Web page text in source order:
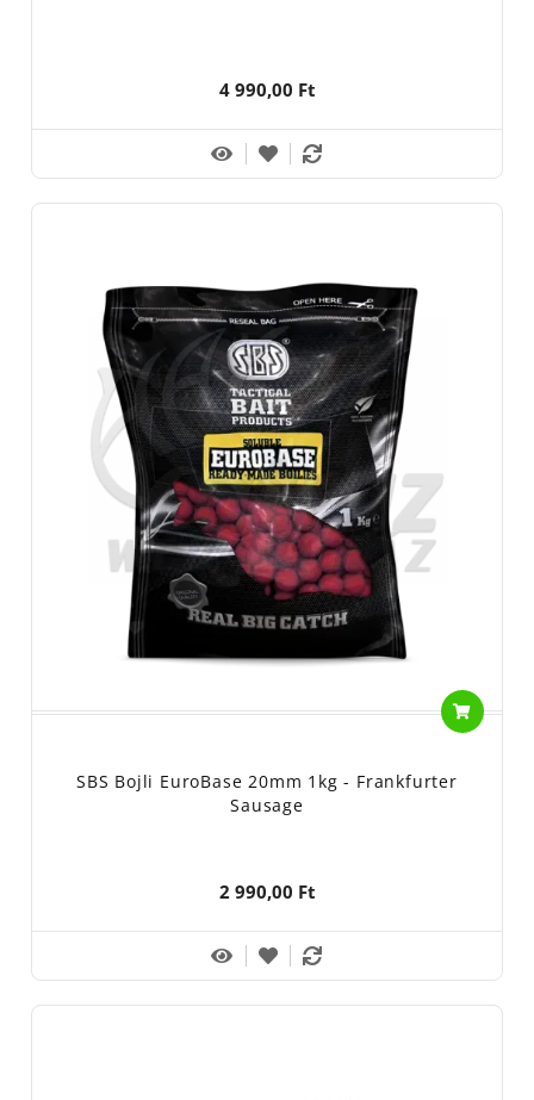
4 990,00 Ft
SBS Bojli EuroBase 20mm 1kg - Frankfurter
Sausage
2 990,00 Ft